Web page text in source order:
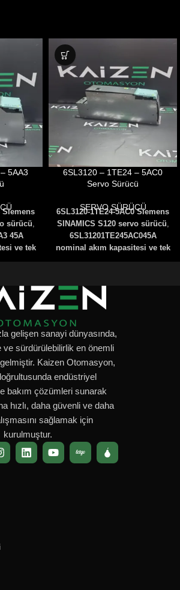
5AA3
Siemens
sürücü,
45A
ve tek
ile CNC
yüksek
6SL3120 – 1TE24 – 5AC0
Servo Sürücü
SERVO SÜRÜCÜ
6SL3120-1TE24-5AC0 Siemens
SINAMICS S120 servo sürücü,
6SL31201TE245AC045A
nominal akım kapasitesi ve tek
eksenli motor kontrolü ile CNC
ve üretim hatlarında yüksek
performans sunar
PROFIBUS ve EtherCAT
desteği sayesinde sistemlere
kolay entegrasyon sağlar
gelişen sanayi dünyasında,
ve sürdürülebilirlik en önemli
Kaizen Otomasyon,
endüstriyel
bakım çözümleri sunarak
hızlı, daha güvenli ve daha
sağlamak için
kurulmuştur.